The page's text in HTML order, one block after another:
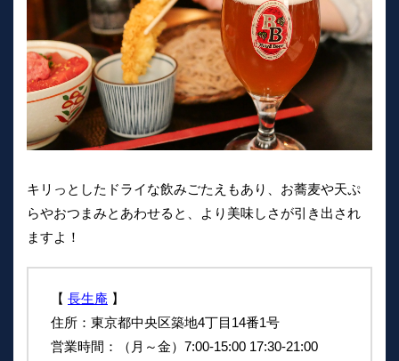
キリっとしたドライな飲みごたえもあり、お蕎麦や天ぷ
らやおつまみとあわせると、より美味しさが引き出され
ますよ！
【 長生庵 】
住所：東京都中央区築地4丁目14番1号
営業時間：（月～金）7:00-15:00 17:30-21:00